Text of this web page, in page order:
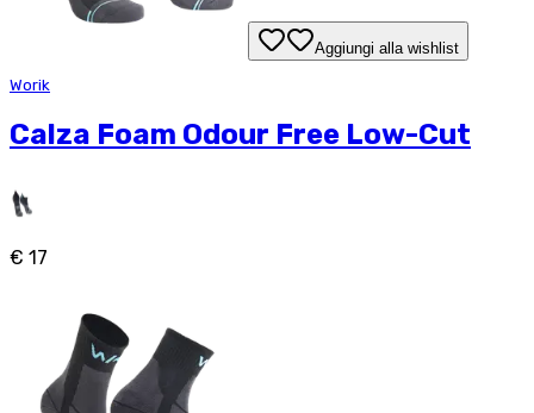
Aggiungi alla wishlist
Worik
Calza Foam Odour Free Low-Cut
€ 17